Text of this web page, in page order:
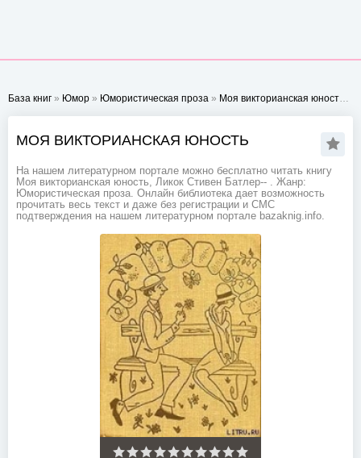
База книг » Юмор » Юмористическая проза » Моя викторианская юность -
МОЯ ВИКТОРИАНСКАЯ ЮНОСТЬ
На нашем литературном портале можно бесплатно читать книгу
Моя викторианская юность, Ликок Стивен Батлер-- . Жанр:
Юмористическая проза. Онлайн библиотека дает возможность
прочитать весь текст и даже без регистрации и СМС
подтверждения на нашем литературном портале bazaknig.info.